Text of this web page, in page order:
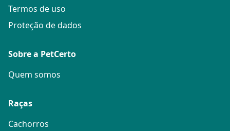
Termos de uso
Proteção de dados
Sobre a PetCerto
Quem somos
Raças
Cachorros